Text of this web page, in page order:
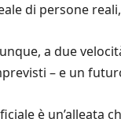
di persone
a due
– e un
è